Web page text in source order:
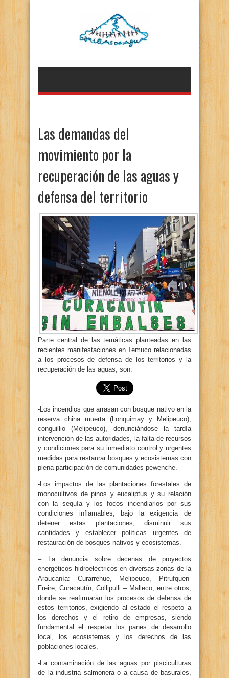
Las demandas del
movimiento por la
recuperación de las aguas y
defensa del territorio
Parte central de las temáticas planteadas en las
recientes manifestaciones en Temuco relacionadas
a los procesos de defensa de los territorios y la
recuperación de las aguas, son:
-Los incendios que arrasan con bosque nativo en la
reserva china muerta (Lonquimay y Melipeuco),
conguillio (Melipeuco), denunciándose la tardía
intervención de las autoridades, la falta de recursos
y condiciones para su inmediato control y urgentes
medidas para restaurar bosques y ecosistemas con
plena participación de comunidades pewenche.
-Los impactos de las plantaciones forestales de
monocultivos de pinos y eucaliptus y su relación
con la sequía y los focos incendiarios por sus
condiciones inflamables, bajo la exigencia de
detener estas plantaciones, disminuir sus
cantidades y establecer políticas urgentes de
restauración de bosques nativos y ecosistemas.
– La denuncia sobre decenas de proyectos
energéticos hidroeléctricos en diversas zonas de la
Araucanía: Curarrehue, Melipeuco, Pitrufquen-
Freire, Curacautín, Collipulli – Malleco, entre otros,
donde se reafirmarán los procesos de defensa de
estos territorios, exigiendo al estado el respeto a
los derechos y el retiro de empresas, siendo
fundamental el respetar los panes de desarrollo
local, los ecosistemas y los derechos de las
poblaciones locales.
-La contaminación de las aguas por pisciculturas
de la industria salmonera o a causa de basurales,